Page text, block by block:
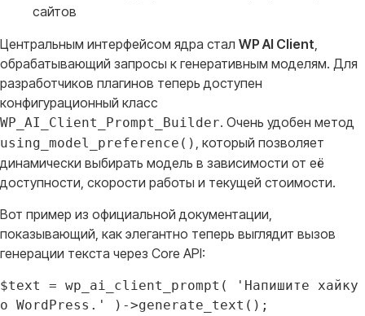
Центральным интерфейсом ядра стал WP AI Client,
обрабатывающий запросы к генеративным моделям. Для
разработчиков плагинов теперь доступен
конфигурационный класс
WP_AI_Client_Prompt_Builder. Очень удобен метод
using_model_preference() , который позволяет
динамически выбирать модель в зависимости от её
доступности, скорости работы и текущей стоимости.
Вот пример из официальной документации,
показывающий, как элегантно теперь выглядит вызов
генерации текста через Core API:
$text = wp_ai_client_prompt( 'Напишите хайку
о WordPress.' )->generate_text();